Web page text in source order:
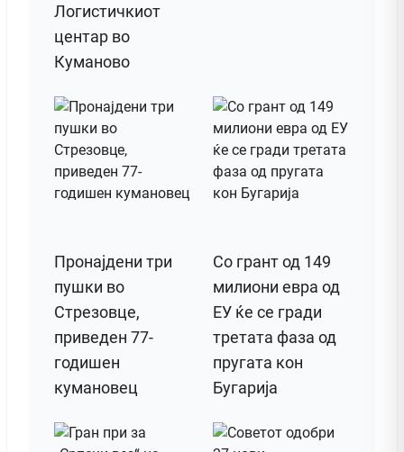
Логистичкиот
центар во
Куманово
Пронајдени три
пушки во
Стрезовце,
приведен 77-
годишен
кумановец
Со грант од 149
милиони евра од
ЕУ ќе се гради
третата фаза од
пругата кон
Бугарија